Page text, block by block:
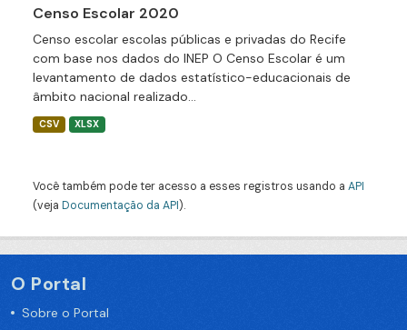
Censo Escolar 2020
Censo escolar escolas públicas e privadas do Recife
com base nos dados do INEP O Censo Escolar é um
levantamento de dados estatístico-educacionais de
âmbito nacional realizado...
CSV XLSX
Você também pode ter acesso a esses registros usando a API
(veja Documentação da API).
O Portal
Sobre o Portal